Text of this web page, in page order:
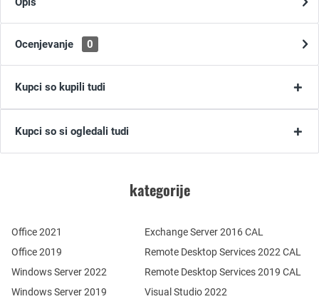
Ocenjevanje 0
Kupci so kupili tudi
Kupci so si ogledali tudi
kategorije
Office 2021
Office 2019
Windows Server 2022
Windows Server 2019
Remote Desktop Services 2022 CAL
Remote Desktop Services 2019 CAL
Exchange Server 2016 CAL
Visual Studio 2022